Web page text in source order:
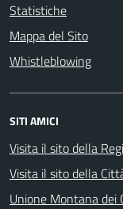
Statistiche
Mappa del Sito
Whistleblowing
SITI AMICI
Visita il sito della
Visita il sito della
Unione Montana dei